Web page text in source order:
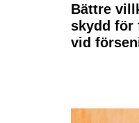
Bättre
skydd för
vid